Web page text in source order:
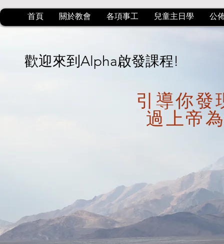
首頁 關於教會 各項事工 兒童主日學 公
歡迎來到Alpha啟發課程!
引導你發
過上帝